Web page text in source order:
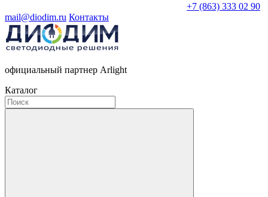
+7 (863) 333 02 90
mail@diodim.ru Контакты
официальный партнер Arlight
Каталог